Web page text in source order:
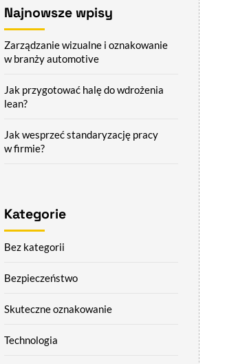
Najnowsze wpisy
Zarządzanie wizualne i oznakowanie
w branży automotive
Jak przygotować halę do wdrożenia
lean?
Jak wesprzeć standaryzację pracy
w firmie?
Kategorie
Bez kategorii
Bezpieczeństwo
Skuteczne oznakowanie
Technologia